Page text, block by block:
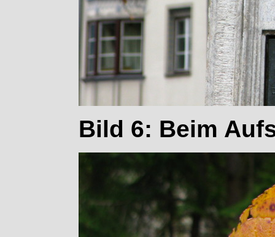
Bild 6: Beim